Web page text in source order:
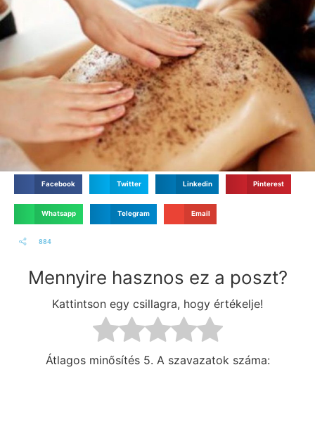
Facebook Twitter Linkedin Pinterest
Whatsapp Telegram Email
884
Mennyire hasznos ez a poszt?
Kattintson egy csillagra, hogy értékelje!
Átlagos minősítés 5. A szavazatok száma: